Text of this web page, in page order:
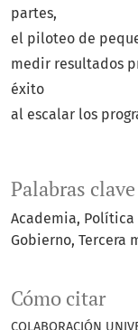
Palabras clave
Academia Política
Gobierno Tercera
Cómo citar
partes,
el piloteo de
medir resultados
éxito
al escalar los